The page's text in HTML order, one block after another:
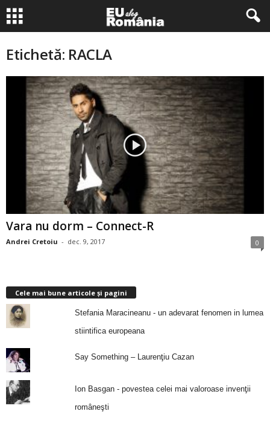
Etichetă: RACLA
Vara nu dorm – Connect-R
Andrei Cretoiu - dec. 9, 2017 0
Cele mai bune articole și pagini
Stefania Maracineanu - un adevarat fenomen in lumea
stiintifica europeana
Say Something – Laurenţiu Cazan
Ion Basgan - povestea celei mai valoroase invenţii
româneşti